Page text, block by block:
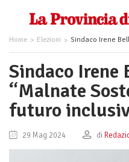
Home Elezioni Sindaco Irene Bellifemine: “Malnate
Sindaco Irene
“Malnate
futuro
29 Mag 2024 di